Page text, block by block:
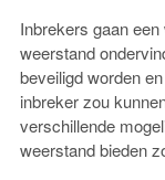
Inbrekers gaan
weerstand
beveiligd worden
inbreker zou
verschillende
weerstand bieden